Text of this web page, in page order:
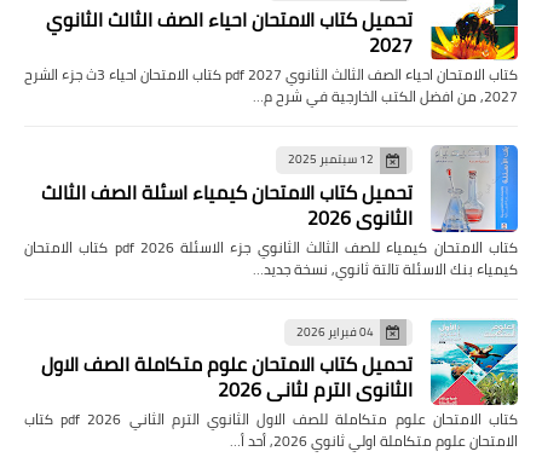
تحميل كتاب الامتحان احياء الصف الثالث الثانوي
2027
كتاب الامتحان احياء الصف الثالث الثانوي pdf 2027 كتاب الامتحان احياء 3ث جزء الشرح
2027, من افضل الكتب الخارجية في شرح م…
12 سبتمبر 2025
تحميل كتاب الامتحان كيمياء اسئلة الصف الثالث
الثانوي 2026
كتاب الامتحان كيمياء للصف الثالث الثانوي جزء الاسئلة pdf 2026 كتاب الامتحان
كيمياء بنك الاسئلة تالتة ثانوي, نسخة جديد…
04 فبراير 2026
تحميل كتاب الامتحان علوم متكاملة الصف الاول
الثانوي الترم لثاني 2026
كتاب الامتحان علوم متكاملة للصف الاول الثانوي الترم الثاني pdf 2026 كتاب
الامتحان علوم متكاملة اولي ثانوي 2026, أحد أ…